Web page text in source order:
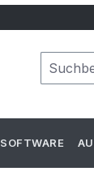
SOFTWARE